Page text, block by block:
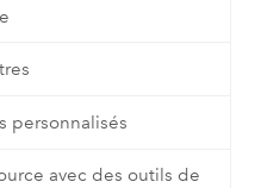
personnalisés
avec des outils de